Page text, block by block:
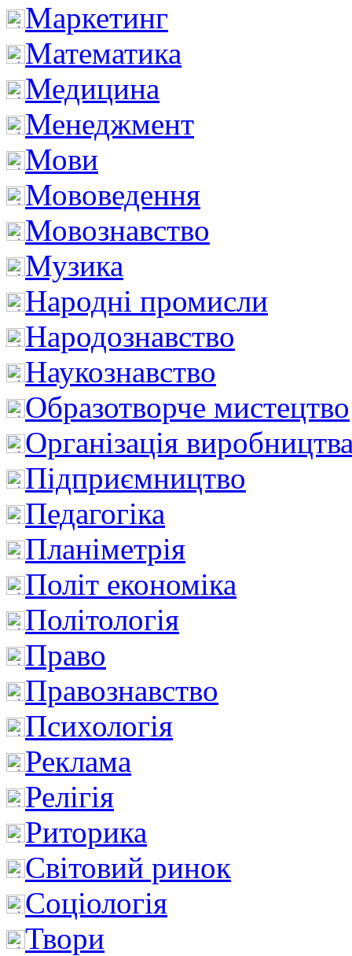
Маркетинг
Математика
Медицина
Менеджмент
Мови
Мововедення
Мовознавство
Музика
Народні промисли
Народознавство
Наукознавство
Образотворче мистецтво
Організація
Підприємництво
Педагогіка
Планіметрія
Політ економіка
Політологія
Право
Правознавство
Психологія
Реклама
Релігія
Риторика
Світовий ринок
Соціологія
Твори